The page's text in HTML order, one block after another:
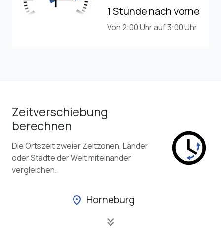
1 Stunde nach vorne
Von 2:00 Uhr auf 3:00 Uhr
Zeitverschiebung
berechnen
Die Ortszeit zweier Zeitzonen, Länder
oder Städte der Welt miteinander
vergleichen.
location_on Horneburg
keyboard_double_arrow_down